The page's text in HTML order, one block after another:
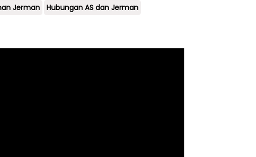
Jerman Hubungan AS dan Jerman